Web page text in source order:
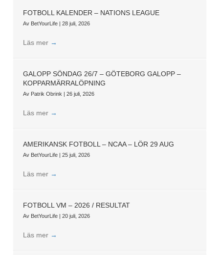
FOTBOLL KALENDER – NATIONS LEAGUE
Av BetYourLife | 28 juli, 2026
Läs mer →
GALOPP SÖNDAG 26/7 – GÖTEBORG GALOPP –
KOPPARMÄRRALÖPNING
Av Patrik Obrink | 26 juli, 2026
Läs mer →
AMERIKANSK FOTBOLL – NCAA – LÖR 29 AUG
Av BetYourLife | 25 juli, 2026
Läs mer →
FOTBOLL VM – 2026 / RESULTAT
Av BetYourLife | 20 juli, 2026
Läs mer →